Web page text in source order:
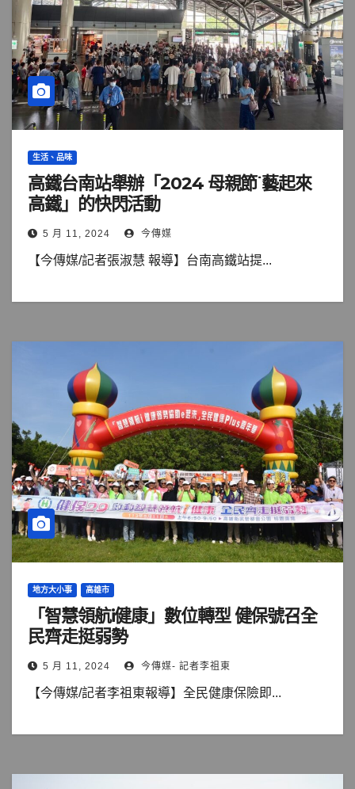
生活、品味
高鐵台南站舉辦「2024 母親節˙藝起來
高鐵」的快閃活動
5 月 11, 2024 今傳媒
【今傳媒/記者張淑慧 報導】台南高鐵站提...
地方大小事 高雄市
「智慧領航i健康」數位轉型 健保號召全
民齊走挺弱勢
5 月 11, 2024 今傳媒- 記者李祖東
【今傳媒/記者李祖東報導】全民健康保險即...